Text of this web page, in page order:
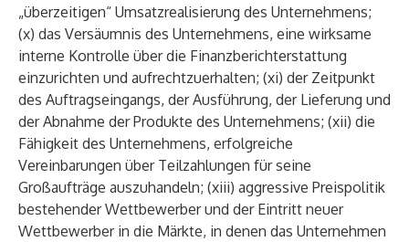
„überzeitigen“ Umsatzrealisierung des Unternehmens;
(x) das Versäumnis des Unternehmens, eine wirksame
interne Kontrolle über die Finanzberichterstattung
einzurichten und aufrechtzuerhalten; (xi) der Zeitpunkt
des Auftragseingangs, der Ausführung, der Lieferung und
der Abnahme der Produkte des Unternehmens; (xii) die
Fähigkeit des Unternehmens, erfolgreiche
Vereinbarungen über Teilzahlungen für seine
Großaufträge auszuhandeln; (xiii) aggressive Preispolitik
bestehender Wettbewerber und der Eintritt neuer
Wettbewerber in die Märkte, in denen das Unternehmen